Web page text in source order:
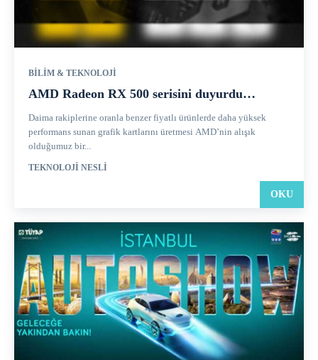
BILIM & TEKNOLOJI
AMD Radeon RX 500 serisini duyurdu…
Daima rakiplerine oranla benzer fiyatlı ürünlerde daha yüksek
performans sunan grafik kartlarını üretmesi AMD’nin alışık
olduğumuz bir...
TEKNOLOJI NESLI
OKU